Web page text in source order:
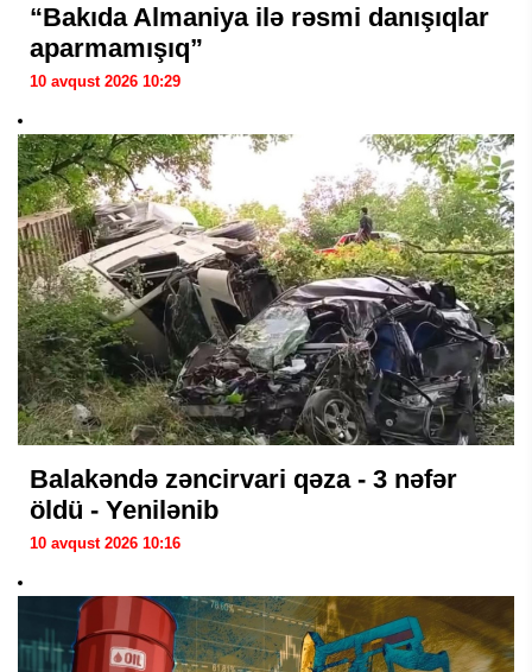
“Bakıda Almaniya ilə rəsmi danışıqlar
aparmamışıq”
10 avqust 2026 10:29
Balakəndə zəncirvari qəza - 3 nəfər
öldü - Yenilənib
10 avqust 2026 10:16